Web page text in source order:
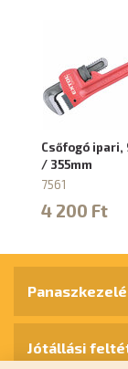
Csőfogó ipari,
/ 355mm
7561
4 200 Ft
Jótállási